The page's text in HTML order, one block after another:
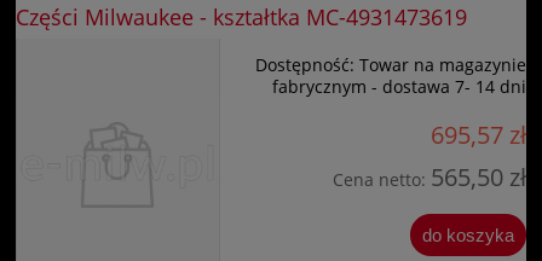
Części Milwaukee - kształtka MC-4931473619
Dostępność: Towar na magazynie
fabrycznym - dostawa 7- 14 dni
695,57 zł
Cena netto: 565,50 zł
do koszyka